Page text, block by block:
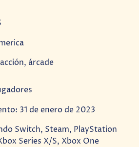
árcade
31 de enero de 2023
Switch, Steam, PlayStation
Series X/S, Xbox One